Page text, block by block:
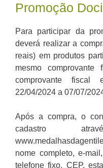
Promoção
Para participar da
deverá realizar a
reais) em produtos
mesmo comprovante
comprovante fiscal
22/04/2024 a 07/07/
Após a compra, o
cadastro
nome completo, e-
telefone fixo, CEP,